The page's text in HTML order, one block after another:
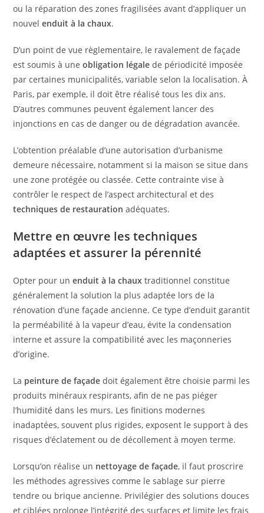
ou la réparation des zones fragilisées avant d’appliquer un
nouvelenduit à la chaux.
D’un point de vue règlementaire, le ravalement de façade
est soumis à uneobligation légale de périodicité imposée
par certaines municipalités, variable selon la localisation. À
Paris, par exemple, il doit être réalisé tous les dix ans.
D’autres communes peuvent également lancer des
injonctions en cas de danger ou de dégradation avancée.
L’obtention préalable d’une autorisation d’urbanisme
demeure nécessaire, notamment si la maison se situe dans
une zone protégée ou classée. Cette contrainte vise à
contrôler le respect de l’aspect architectural et des
techniques de restauration adéquates.
Mettre en œuvre les techniques
adaptées et assurer la pérennité
Opter pour unenduit à la chaux traditionnel constitue
généralement la solution la plus adaptée lors de la
rénovation d’une façade ancienne. Ce type d’enduit garantit
la perméabilité à la vapeur d’eau, évite la condensation
interne et assure la compatibilité avec les maçonneries
d’origine.
La peinture de façade doit également être choisie parmi les
produits minéraux respirants, afin de ne pas piéger
l’humidité dans les murs. Les finitions modernes
inadaptées, souvent plus rigides, exposent le support à des
risques d’éclatement ou de décollement à moyen terme.
Lorsqu’on réalise un nettoyage de façade, il faut proscrire
les méthodes agressives comme le sablage sur pierre
tendre ou brique ancienne. Privilégier des solutions douces
et ciblées prolonge l’intégrité des surfaces et limite les frais